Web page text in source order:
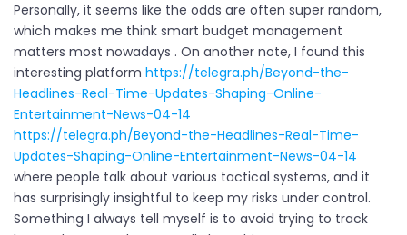
Personally, it seems like the odds are often super random,
which makes me think smart budget management
matters most nowadays . On another note, I found this
interesting platform https://telegra.ph/Beyond-the-
Headlines-Real-Time-Updates-Shaping-Online-
Entertainment-News-04-14
https://telegra.ph/Beyond-the-Headlines-Real-Time-
Updates-Shaping-Online-Entertainment-News-04-14
where people talk about various tactical systems, and it
has surprisingly insightful to keep my risks under control.
Something I always tell myself is to avoid trying to track